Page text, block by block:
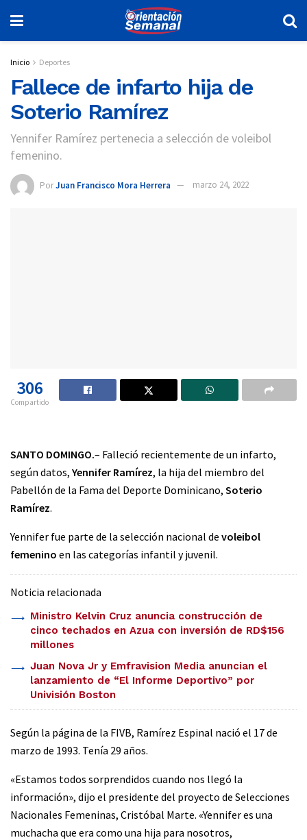
Inicio Deportes
Fallece de infarto hija de
Soterio Ramírez
Yennifer Ramírez pertenecia a selección de voleibol
femenino.
PorJuan Francisco Mora Herrera marzo 24, 2022
306
Compartido
SANTO DOMINGO.– Falleció recientemente de un infarto,
según datos, Yennifer Ramírez, la hija del miembro del
Pabellón de la Fama del Deporte Dominicano, Soterio
Ramírez.
Yennifer fue parte de la selección nacional de voleibol
femenino en las categorías infantil y juvenil.
Noticia relacionada
Ministro Kelvin Cruz anuncia construcción de
cinco techados en Azua con inversión de RD$156
millones
Juan Nova Jr y Emfravision Media anuncian el
lanzamiento de “El Informe Deportivo” por
Univisión Boston
Según la página de la FIVB, Ramírez Espinal nació el 17 de
marzo de 1993. Tenía 29 años.
«Estamos todos sorprendidos cuando nos llegó la
información», dijo el presidente del proyecto de Selecciones
Nacionales Femeninas, Cristóbal Marte. «Yennifer es una
muchacha que era como una hija para nosotros,